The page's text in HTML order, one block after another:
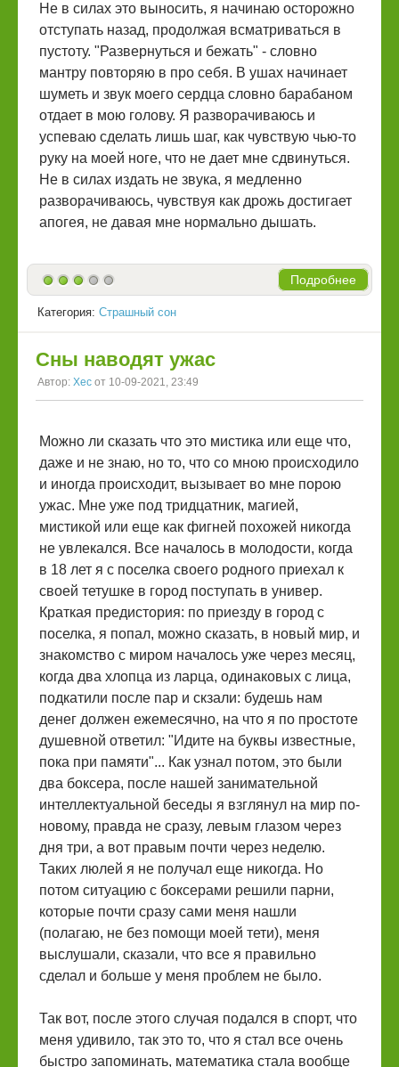
Не в силах это выносить, я начинаю осторожно
отступать назад, продолжая всматриваться в
пустоту. "Развернуться и бежать" - словно
мантру повторяю в про себя. В ушах начинает
шуметь и звук моего сердца словно барабаном
отдает в мою голову. Я разворачиваюсь и
успеваю сделать лишь шаг, как чувствую чью-то
руку на моей ноге, что не дает мне сдвинуться.
Не в силах издать не звука, я медленно
разворачиваюсь, чувствуя как дрожь достигает
апогея, не давая мне нормально дышать.
Подробнее
Категория: Страшный сон
Сны наводят ужас
Автор: Xec от 10-09-2021, 23:49
Можно ли сказать что это мистика или еще что,
даже и не знаю, но то, что со мною происходило
и иногда происходит, вызывает во мне порою
ужас. Мне уже под тридцатник, магией,
мистикой или еще как фигней похожей никогда
не увлекался. Все началось в молодости, когда
в 18 лет я с поселка своего родного приехал к
своей тетушке в город поступать в универ.
Краткая предистория: по приезду в город с
поселка, я попал, можно сказать, в новый мир, и
знакомство с миром началось уже через месяц,
когда два хлопца из ларца, одинаковых с лица,
подкатили после пар и скзали: будешь нам
денег должен ежемесячно, на что я по простоте
душевной ответил: "Идите на буквы известные,
пока при памяти"... Как узнал потом, это были
два боксера, после нашей занимательной
интеллектуальной беседы я взглянул на мир по-
новому, правда не сразу, левым глазом через
дня три, а вот правым почти через неделю.
Таких люлей я не получал еще никогда. Но
потом ситуацию с боксерами решили парни,
которые почти сразу сами меня нашли
(полагаю, не без помощи моей тети), меня
выслушали, сказали, что все я правильно
сделал и больше у меня проблем не было.
Так вот, после этого случая подался в спорт, что
меня удивило, так это то, что я стал все очень
быстро запоминать, математика стала вообще